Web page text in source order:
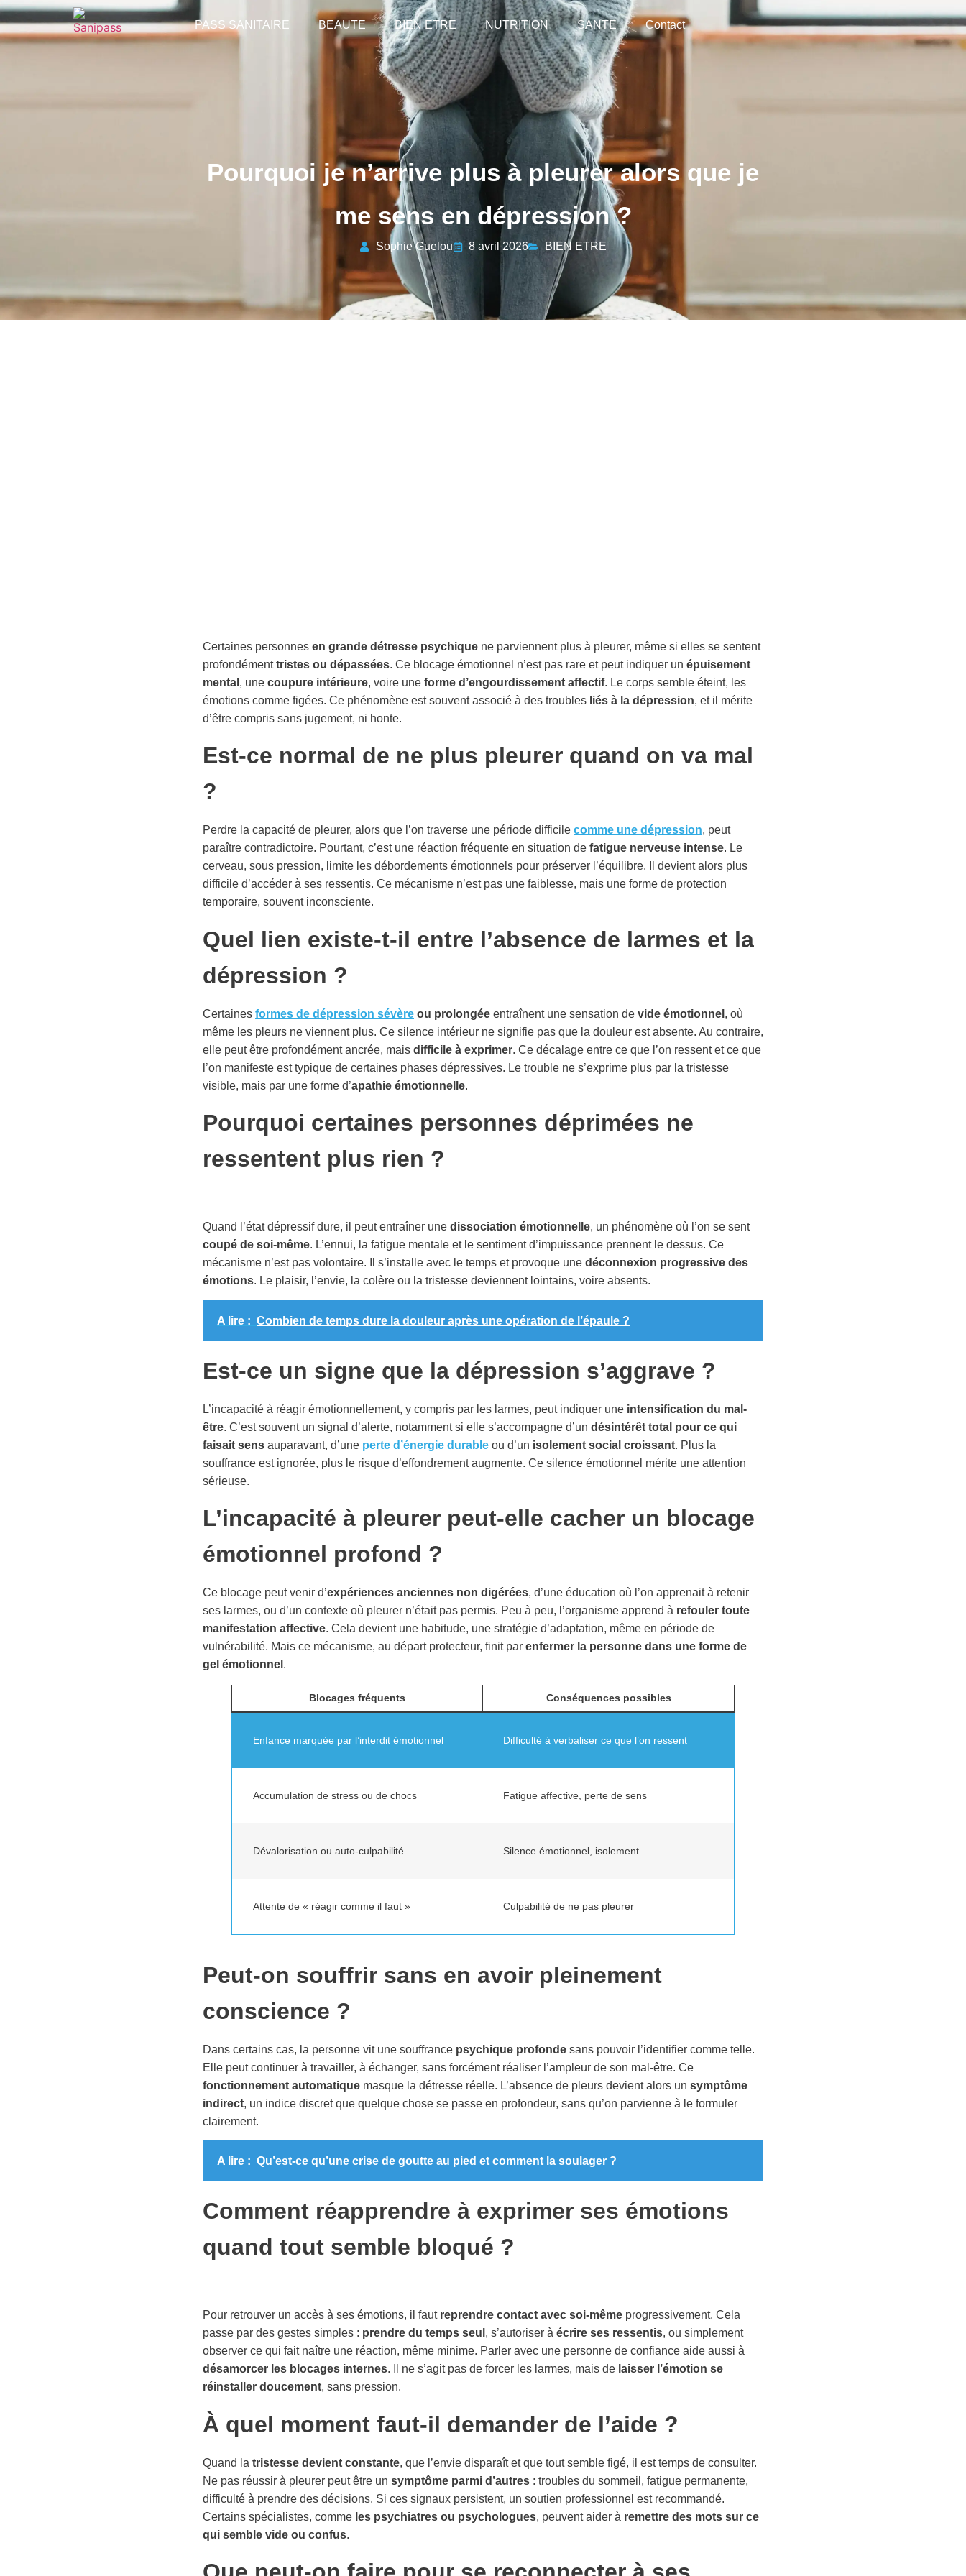
PASS SANITAIRE BEAUTE BIEN ETRE NUTRITION SANTE Contact
Pourquoi je n’arrive plus à pleurer alors que je
me sens en dépression ?
Sophie Guelou 8 avril 2026 BIEN ETRE
Certaines personnes en grande détresse psychique ne parviennent plus à pleurer, même si elles se sentent
profondémenttristes ou dépassées. Ce blocage émotionnel n’est pas rare et peut indiquer un épuisement
mental , une coupure intérieure, voire une forme d’engourdissement affectif. Le corps semble éteint, les
émotions comme figées. Ce phénomène est souvent associé à des troubles liés à la dépression, et il mérite
d’être compris sans jugement, ni honte.
Est-ce normal de ne plus pleurer quand on va mal
?
Perdre la capacité de pleurer, alors que l’on traverse une période difficile comme une dépression, peut
paraître contradictoire. Pourtant, c’est une réaction fréquente en situation de fatigue nerveuse intense. Le
cerveau, sous pression, limite les débordements émotionnels pour préserver l’équilibre. Il devient alors plus
difficile d’accéder à ses ressentis. Ce mécanisme n’est pas une faiblesse, mais une forme de protection
temporaire, souvent inconsciente.
Quel lien existe-t-il entre l’absence de larmes et la
dépression ?
Certaines formes de dépression sévère ou prolongée entraînent une sensation de vide émotionnel , où
même les pleurs ne viennent plus. Ce silence intérieur ne signifie pas que la douleur est absente. Au contraire,
elle peut être profondément ancrée, mais difficile à exprimer. Ce décalage entre ce que l’on ressent et ce que
l’on manifeste est typique de certaines phases dépressives. Le trouble ne s’exprime plus par la tristesse
visible, mais par une forme d’apathie émotionnelle.
Pourquoi certaines personnes déprimées ne
ressentent plus rien ?
Quand l’état dépressif dure, il peut entraîner une dissociation émotionnelle, un phénomène où l’on se sent
coupé de soi-même. L’ennui, la fatigue mentale et le sentiment d’impuissance prennent le dessus. Ce
mécanisme n’est pas volontaire. Il s’installe avec le temps et provoque une déconnexion progressive des
émotions. Le plaisir, l’envie, la colère ou la tristesse deviennent lointains, voire absents.
A lire : Combien de temps dure la douleur après une opération de l’épaule ?
Est-ce un signe que la dépression s’aggrave ?
L’incapacité à réagir émotionnellement, y compris par les larmes, peut indiquer une intensification du mal-
être. C’est souvent un signal d’alerte, notamment si elle s’accompagne d’un désintérêt total pour ce qui
faisait sens auparavant, d’une perte d’énergie durable ou d’un isolement social croissant. Plus la
souffrance est ignorée, plus le risque d’effondrement augmente. Ce silence émotionnel mérite une attention
sérieuse.
L’incapacité à pleurer peut-elle cacher un blocage
émotionnel profond ?
Ce blocage peut venir d’expériences anciennes non digérées, d’une éducation où l’on apprenait à retenir
ses larmes, ou d’un contexte où pleurer n’était pas permis. Peu à peu, l’organisme apprend à refouler toute
manifestation affective. Cela devient une habitude, une stratégie d’adaptation, même en période de
vulnérabilité. Mais ce mécanisme, au départ protecteur, finit par enfermer la personne dans une forme de
gel émotionnel .
Blocages fréquents Conséquences possibles
Enfance marquée par l’interdit émotionnel Difficulté à verbaliser ce que l’on ressent
Accumulation de stress ou de chocs Fatigue affective, perte de sens
Dévalorisation ou auto-culpabilité Silence émotionnel, isolement
Attente de « réagir comme il faut » Culpabilité de ne pas pleurer
Peut-on souffrir sans en avoir pleinement
conscience ?
Dans certains cas, la personne vit une souffrance psychique profonde sans pouvoir l’identifier comme telle.
Elle peut continuer à travailler, à échanger, sans forcément réaliser l’ampleur de son mal-être. Ce
fonctionnement automatique masque la détresse réelle. L’absence de pleurs devient alors un symptôme
indirect, un indice discret que quelque chose se passe en profondeur, sans qu’on parvienne à le formuler
clairement.
A lire : Qu’est-ce qu’une crise de goutte au pied et comment la soulager ?
Comment réapprendre à exprimer ses émotions
quand tout semble bloqué ?
Pour retrouver un accès à ses émotions, il faut reprendre contact avec soi-même progressivement. Cela
passe par des gestes simples : prendre du temps seul , s’autoriser à écrire ses ressentis, ou simplement
observer ce qui fait naître une réaction, même minime. Parler avec une personne de confiance aide aussi à
désamorcer les blocages internes. Il ne s’agit pas de forcer les larmes, mais de laisser l’émotion se
réinstaller doucement, sans pression.
À quel moment faut-il demander de l’aide ?
Quand la tristesse devient constante, que l’envie disparaît et que tout semble figé, il est temps de consulter.
Ne pas réussir à pleurer peut être un symptôme parmi d’autres : troubles du sommeil, fatigue permanente,
difficulté à prendre des décisions. Si ces signaux persistent, un soutien professionnel est recommandé.
Certains spécialistes, comme les psychiatres ou psychologues, peuvent aider à remettre des mots sur ce
qui semble vide ou confus.